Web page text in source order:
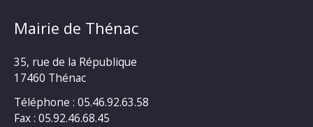
Mairie de Thénac
35, rue de la République
17460 Thénac
Téléphone : 05.46.92.63.58
Fax : 05.92.46.68.45